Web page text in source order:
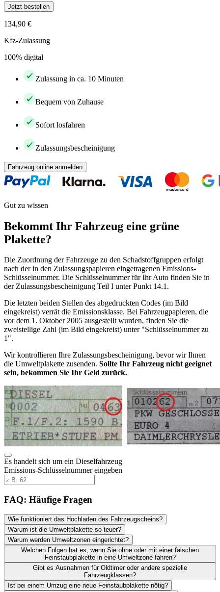
Jetzt bestellen
134,90 €
Kfz-Zulassung
100% digital
Zulassung in ca. 10 Minuten
Bequem von Zuhause
Sofort losfahren
Zulassungsbescheinigung
Fahrzeug online anmelden
Gut zu wissen
Bekommt Ihr Fahrzeug eine grüne
Plakette?
Die Zuordnung der Fahrzeuge zu den Schadstoffgruppen erfolgt
nach der in den Zulassungspapieren eingetragenen Emissions-
Schlüsselnummer. Die Schlüsselnummer für Ihr Auto finden Sie in
der Zulassungsbescheinigung Teil I unter Punkt 14.1.
Die letzten beiden Stellen des abgedruckten Codes (im Bild
eingekreist) verrät die Emissionsklasse. Bei Fahrzeugpapieren, die
vor dem 1. Oktober 2005 ausgestellt wurden, finden Sie die
zweistellige Zahl (im Bild eingekreist) unter "Schlüsselnummer zu
1".
Wir kontrollieren Ihre Zulassungsbescheinigung, bevor wir Ihnen
die Umweltplakette zusenden. Sollte Ihr Fahrzeug nicht geeignet
sein, bekommen Sie Ihr Geld zurück.
Es handelt sich um ein Dieselfahrzeug
Emissions-Schlüsselnummer eingeben
FAQ: Häufige Fragen
Wie funktioniert das Hochladen des Fahrzeugscheins?
Warum ist die Umweltplakette so teuer?
Warum werden Umweltzonen eingerichtet?
Welchen Folgen hat es, wenn Sie ohne oder mit einer falschen
Feinstaubplakette in eine Umweltzone fahren?
Gibt es Ausnahmen für Oldtimer oder andere spezielle
Fahrzeugklassen?
Ist bei einem Umzug eine neue Feinstaubplakette nötig?